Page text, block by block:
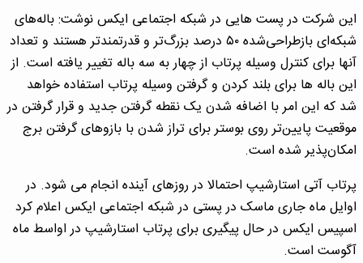
این شرکت در پست هایی در شبکه اجتماعی ایکس نوشت: باله‌های
شبکه‌ای بازطراحی‌شده ۵۰ درصد بزرگ‌تر و قدرتمندتر هستند و تعداد
آنها برای کنترل وسیله پرتاب از چهار به سه باله تغییر یافته‌ است. از
این باله ها برای بلند کردن و گرفتن وسیله پرتاب استفاده خواهد
شد که این امر با اضافه شدن یک نقطه گرفتن جدید و قرار گرفتن در
موقعیت پایین‌تر روی بوستر برای تراز شدن با بازوهای گرفتن برج
امکان‌پذیر شده است.
پرتاب آتی استارشیپ احتمالا در روزهای آینده انجام می شود. در
اوایل ماه جاری ماسک در پستی در شبکه اجتماعی ایکس اعلام کرد
اسپیس ایکس در حال پیگیری برای پرتاب استارشیپ در اواسط ماه
آگوست است.